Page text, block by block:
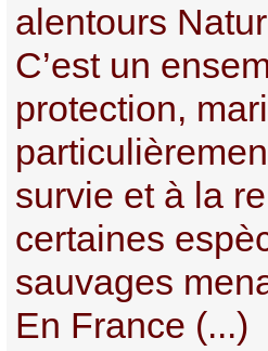
alentours
C’est un
protection,
survie et à la
certaines
sauvages
En France (...)